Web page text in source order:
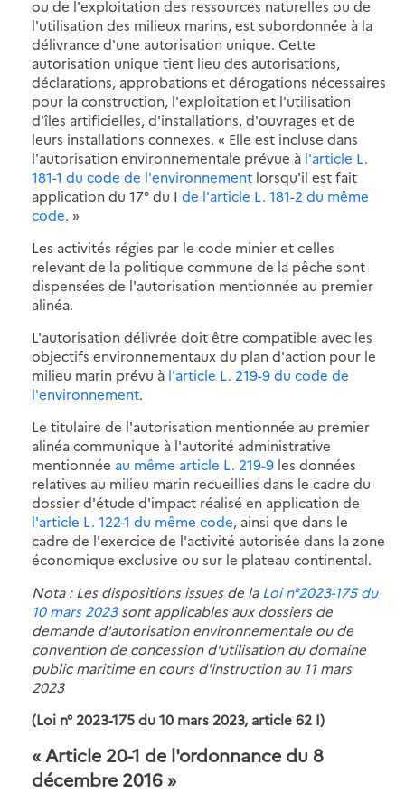
ou de l'exploitation des ressources naturelles ou de
l'utilisation des milieux marins, est subordonnée à la
délivrance d'une autorisation unique. Cette
autorisation unique tient lieu des autorisations,
déclarations, approbations et dérogations nécessaires
pour la construction, l'exploitation et l'utilisation
d'îles artificielles, d'installations, d'ouvrages et de
leurs installations connexes. « Elle est incluse dans
l'autorisation environnementale prévue à l'article L.
181-1 du code de l'environnement lorsqu'il est fait
application du 17° du I de l'article L. 181-2 du même
code. »
Les activités régies par le code minier et celles
relevant de la politique commune de la pêche sont
dispensées de l'autorisation mentionnée au premier
alinéa.
L'autorisation délivrée doit être compatible avec les
objectifs environnementaux du plan d'action pour le
milieu marin prévu à l'article L. 219-9 du code de
l'environnement.
Le titulaire de l'autorisation mentionnée au premier
alinéa communique à l'autorité administrative
mentionnée au même article L. 219-9 les données
relatives au milieu marin recueillies dans le cadre du
dossier d'étude d'impact réalisé en application de
l'article L. 122-1 du même code, ainsi que dans le
cadre de l'exercice de l'activité autorisée dans la zone
économique exclusive ou sur le plateau continental.
Nota : Les dispositions issues de la Loi n°2023-175 du
10 mars 2023sont applicables aux dossiers de
demande d'autorisation environnementale ou de
convention de concession d'utilisation du domaine
public maritime en cours d'instruction au 11 mars
2023
(Loi n° 2023-175 du 10 mars 2023, article 62 I)
« Article 20-1 de l'ordonnance du 8
décembre 2016 »